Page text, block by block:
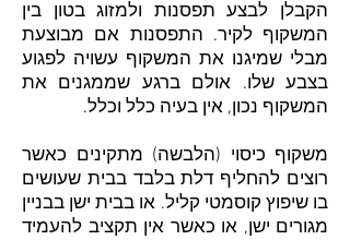
הקבלן לבצע תפסנות ולמזוג בטון בין
המשקוף לקיר. התפסנות אם מבוצעת
מבלי שמיגנו את המשקוף עשויה לפגוע
בצבע שלו. אולם ברגע שממגנים את
המשקוף נכון, אין בעיה כלל וכלל.
משקוף כיסוי (הלבשה) מתקינים כאשר
רוצים להחליף דלת בלבד בבית שעושים
בו שיפוץ קוסמטי קליל. או בבית ישן בבניין
מגורים ישן, או כאשר אין תקציב להעמיד